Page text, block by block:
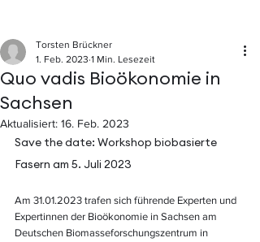
Quo vadis Bioökonomie in
Sachsen
Torsten Brückner
1. Feb. 2023 1 Min. Lesezeit
Aktualisiert: 16. Feb. 2023
Save the date: Workshop biobasierte
Fasern am 5. Juli 2023
Am 31.01.2023 trafen sich führende Experten und
Expertinnen der Bioökonomie in Sachsen am
Deutschen Biomasseforschungszentrum in